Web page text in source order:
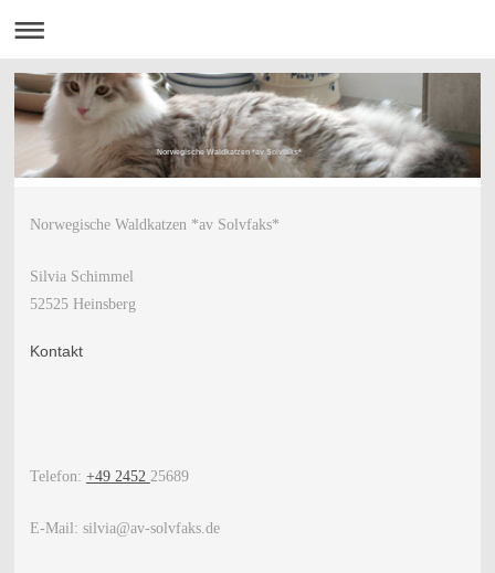
Norwegische Waldkatzen *av Solvfaks*
Norwegische Waldkatzen *av Solvfaks*
Silvia Schimmel
52525 Heinsberg
Kontakt
Telefon: +49 2452 25689
E-Mail: silvia@av-solvfaks.de